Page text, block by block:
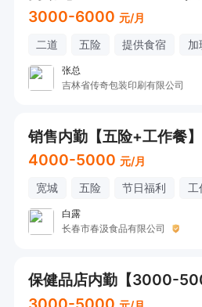
3000-6000 元/月
二道 五险 提供食宿 加
张总
吉林省传奇包装印刷有限公司
销售内勤【五险+工作餐】
4000-5000 元/月
宽城 五险 节日福利 工
白露
长春市春汲食品有限公司
保健品店内勤【3000-